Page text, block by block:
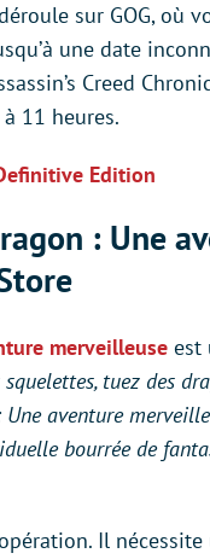
sur GOG, où
une date
Creed
11 heures.
Edition
: Une
merveilleuse est
squelettes, tuez des
aventure
bourrée de
Il